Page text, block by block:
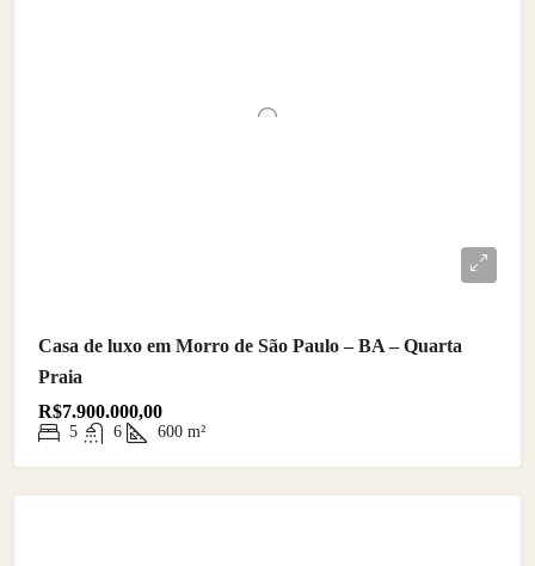
Casa de luxo em Morro de São Paulo – BA – Quarta
Praia
R$7.900.000,00
5 6 600 m²